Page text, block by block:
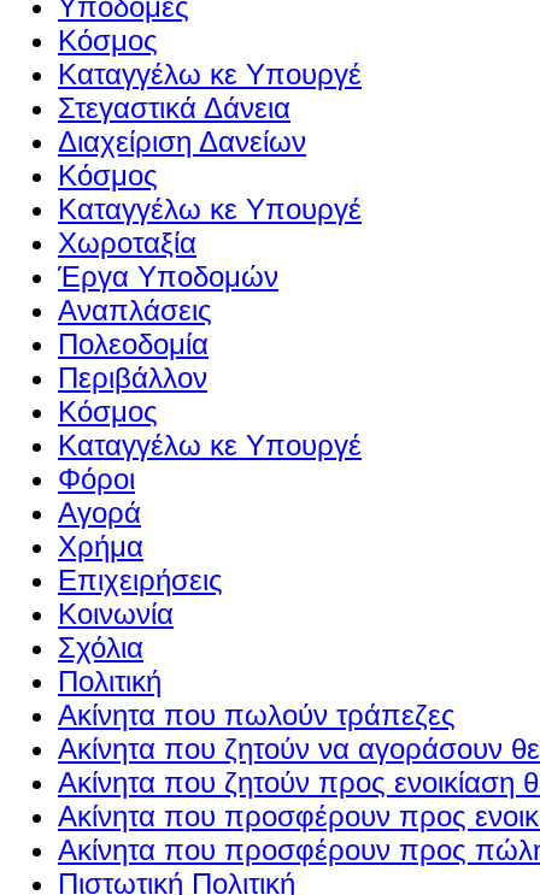
Κόσμος
Καταγγέλω κε Υπουργέ
Στεγαστικά Δάνεια
Διαχείριση Δανείων
Κόσμος
Καταγγέλω κε Υπουργέ
Χωροταξία
Έργα Υποδομών
Αναπλάσεις
Πολεοδομία
Περιβάλλον
Κόσμος
Καταγγέλω κε Υπουργέ
Φόροι
Αγορά
Χρήμα
Επιχειρήσεις
Κοινωνία
Σχόλια
Πολιτική
Ακίνητα που πωλούν τράπεζες
Ακίνητα που ζητούν να αγοράσουν
Ακίνητα που ζητούν προς ενοικίαση
Ακίνητα που προσφέρουν προς
Ακίνητα που προσφέρουν προς
Πιστωτική Πολιτική